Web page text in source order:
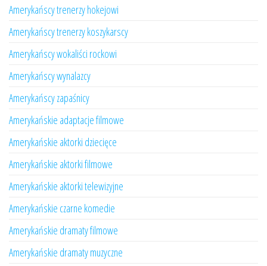
Amerykańscy trenerzy hokejowi
Amerykańscy trenerzy koszykarscy
Amerykańscy wokaliści rockowi
Amerykańscy wynalazcy
Amerykańscy zapaśnicy
Amerykańskie adaptacje filmowe
Amerykańskie aktorki dziecięce
Amerykańskie aktorki filmowe
Amerykańskie aktorki telewizyjne
Amerykańskie czarne komedie
Amerykańskie dramaty filmowe
Amerykańskie dramaty muzyczne